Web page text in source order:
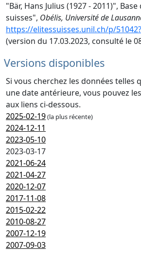
"Bär, Hans Julius (1927 - 2011)",
suisses", Obélis, Université de
https://elitessuisses.unil.ch/p/
(version du 17.03.2023, consulté le
Versions disponibles
Si vous cherchez les données telles
une date antérieure, vous pouvez
aux liens ci-dessous.
2025-02-19(la plus récente)
2024-12-11
2023-05-10
2023-03-17
2021-06-24
2021-04-27
2020-12-07
2017-11-08
2015-02-22
2010-08-27
2007-12-19
2007-09-03